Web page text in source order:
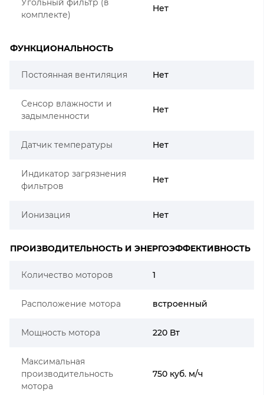
комплекте)
Нет
ФУНКЦИОНАЛЬНОСТЬ
Постоянная вентиляция Нет
Сенсор влажности и
задымленности
Нет
Датчик температуры Нет
Индикатор загрязнения
фильтров
Нет
Ионизация Нет
ПРОИЗВОДИТЕЛЬНОСТЬ И ЭНЕРГОЭФФЕКТИВНОСТЬ
Количество моторов 1
Расположение мотора встроенный
Мощность мотора 220 Вт
Максимальная
производительность
мотора
750 куб. м/ч